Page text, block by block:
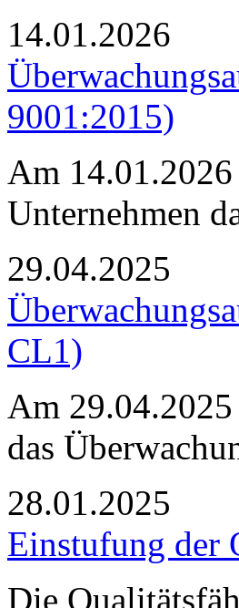
14.01.2026
9001:2015)
Am
Unternehmen
29.04.2025
CL1)
Am
das
28.01.2025
Einstufung der
Die